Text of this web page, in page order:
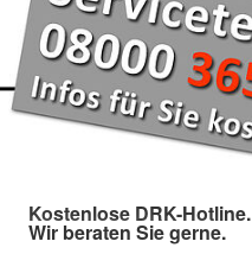
Kostenlose DRK-Hotline.
Wir beraten Sie gerne.